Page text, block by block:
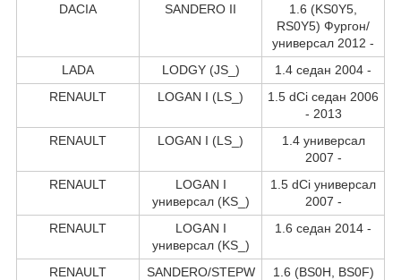
DACIA
SANDERO II
1.6 (KS0Y5,
RS0Y5) Фургон/
универсал 2012 -
LADA
LODGY (JS_)
1.4 седан 2004 -
RENAULT
LOGAN I (LS_)
1.5 dCi седан 2006
- 2013
RENAULT
LOGAN I (LS_)
1.4 универсал
2007 -
RENAULT
LOGAN I
универсал (KS_)
1.5 dCi универсал
2007 -
RENAULT
LOGAN I
универсал (KS_)
1.6 седан 2014 -
RENAULT
SANDERO/STEPW
1.6 (BS0H, BS0F)